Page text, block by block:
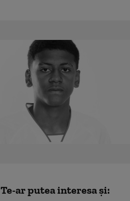
Te-ar putea interesa și: